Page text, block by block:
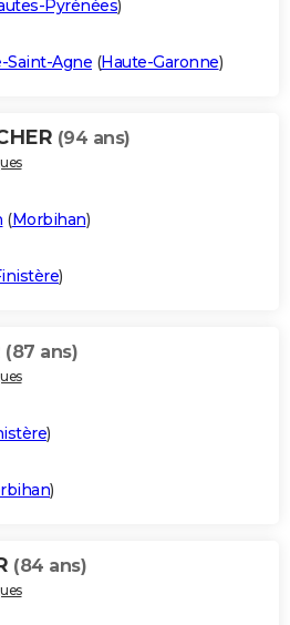
Pyrénées)
Saint-Agne (Haute-Garonne)
(94 ans)
(Morbihan)
)
(87 ans)
)
)
(84 ans)